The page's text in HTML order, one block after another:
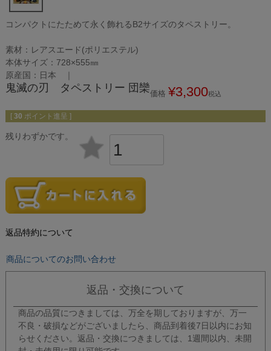
コンパクトにたためて永く飾れるB2サイズのタペストリー。
素材：レアスエード(ポリエステル)
本体サイズ：728×555㎜
原産国：日本 ｜
鬼滅の刃 タペストリー 団欒価格 ¥3,300税込
[ 30 ポイント進呈 ]
残りわずかです。
返品特約について
商品についてのお問い合わせ
返品・交換について
商品の品質につきましては、万全を期しておりますが、万一
不良・破損などがございましたら、商品到着後7日以内にお知
らせください。返品・交換につきましては、1週間以内、未開